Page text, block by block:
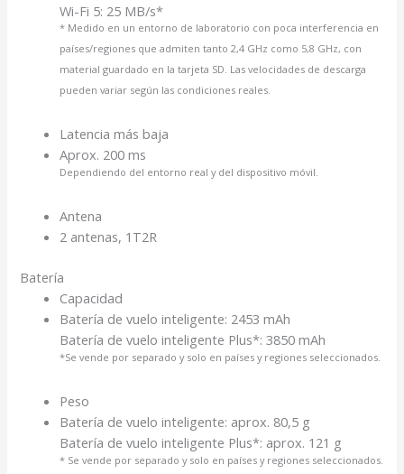
Wi-Fi 5: 25 MB/s*
* Medido en un entorno de laboratorio con poca interferencia en
países/regiones que admiten tanto 2,4 GHz como 5,8 GHz, con
material guardado en la tarjeta SD. Las velocidades de descarga
pueden variar según las condiciones reales.
Latencia más baja
Aprox. 200 ms
Dependiendo del entorno real y del dispositivo móvil.
Antena
2 antenas, 1T2R
Batería
Capacidad
Batería de vuelo inteligente: 2453 mAh
Batería de vuelo inteligente Plus*: 3850 mAh
*Se vende por separado y solo en países y regiones seleccionados.
Peso
Batería de vuelo inteligente: aprox. 80,5 g
Batería de vuelo inteligente Plus*: aprox. 121 g
* Se vende por separado y solo en países y regiones seleccionados.